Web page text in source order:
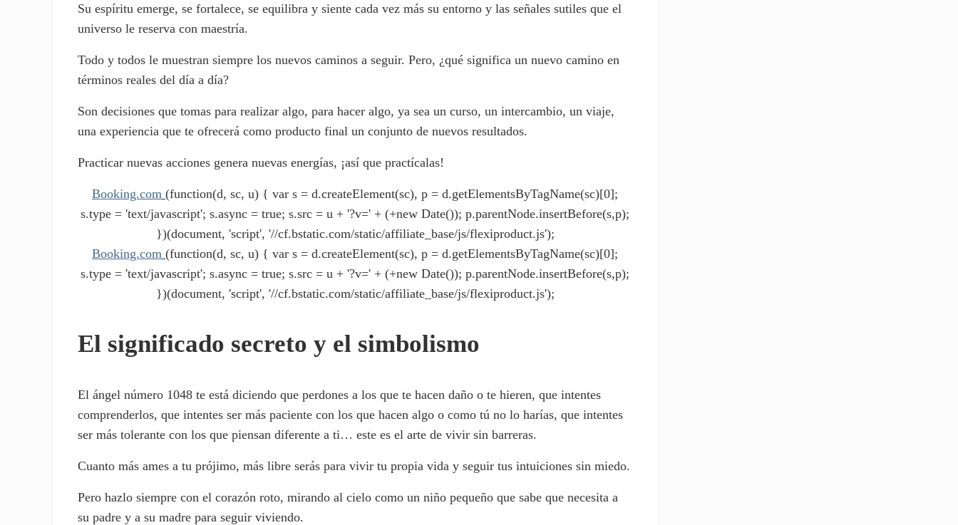
Su espíritu emerge, se fortalece, se equilibra y siente cada vez más su entorno y las señales sutiles que el
universo le reserva con maestría.
Todo y todos le muestran siempre los nuevos caminos a seguir. Pero, ¿qué significa un nuevo camino en
términos reales del día a día?
Son decisiones que tomas para realizar algo, para hacer algo, ya sea un curso, un intercambio, un viaje,
una experiencia que te ofrecerá como producto final un conjunto de nuevos resultados.
Practicar nuevas acciones genera nuevas energías, ¡así que practícalas!
Booking.com (function(d, sc, u) { var s = d.createElement(sc), p = d.getElementsByTagName(sc)[0];
s.type = 'text/javascript'; s.async = true; s.src = u + '?v=' + (+new Date()); p.parentNode.insertBefore(s,p);
})(document, 'script', '//cf.bstatic.com/static/affiliate_base/js/flexiproduct.js');
Booking.com (function(d, sc, u) { var s = d.createElement(sc), p = d.getElementsByTagName(sc)[0];
s.type = 'text/javascript'; s.async = true; s.src = u + '?v=' + (+new Date()); p.parentNode.insertBefore(s,p);
})(document, 'script', '//cf.bstatic.com/static/affiliate_base/js/flexiproduct.js');
El significado secreto y el simbolismo
El ángel número 1048 te está diciendo que perdones a los que te hacen daño o te hieren, que intentes
comprenderlos, que intentes ser más paciente con los que hacen algo o como tú no lo harías, que intentes
ser más tolerante con los que piensan diferente a ti… este es el arte de vivir sin barreras.
Cuanto más ames a tu prójimo, más libre serás para vivir tu propia vida y seguir tus intuiciones sin miedo.
Pero hazlo siempre con el corazón roto, mirando al cielo como un niño pequeño que sabe que necesita a
su padre y a su madre para seguir viviendo.